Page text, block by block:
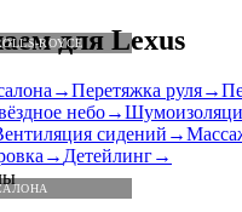
ROYCEдляLexus
→Перетяжка руля→
небо→
сидений →
→Детейлинг→